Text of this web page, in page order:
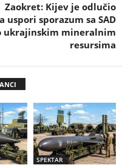
Zaokret: Kijev je odlučio
uspori sporazum sa SAD
ukrajinskim mineralnim
resursima
SPEKTAR